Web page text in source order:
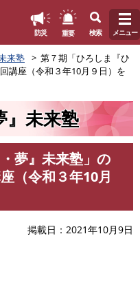
防災 重要 検索 メニュー
来塾
第７期「ひろしま『ひ
講座（令和３年10月９日）を
』未来塾
夢』未来塾」の
（令和３年10月
掲載日 2021年10月9日